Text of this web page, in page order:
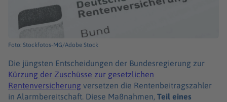
Foto: Stockfotos-MG/Adobe Stock
Die jüngsten Entscheidungen der Bundesregierung zur
Kürzung der Zuschüsse zur gesetzlichen
Rentenversicherung versetzen die Rentenbeitragszahler
in Alarmbereitschaft. Diese Maßnahmen, Teil eines